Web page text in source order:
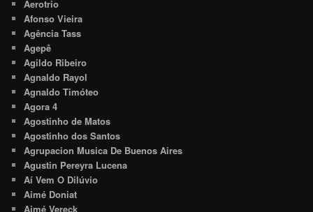
Aerotrio
Afonso Vieira
Agência Tass
Agepê
Agildo Ribeiro
Agnaldo Rayol
Agnaldo Timóteo
Agora 4
Agostinho de Matos
Agostinho dos Santos
Agrupacion Musica De Buenos Aires
Agustin Pereyra Lucena
Aí Vem O Dilúvio
Aimé Doniat
Aimé Vereck